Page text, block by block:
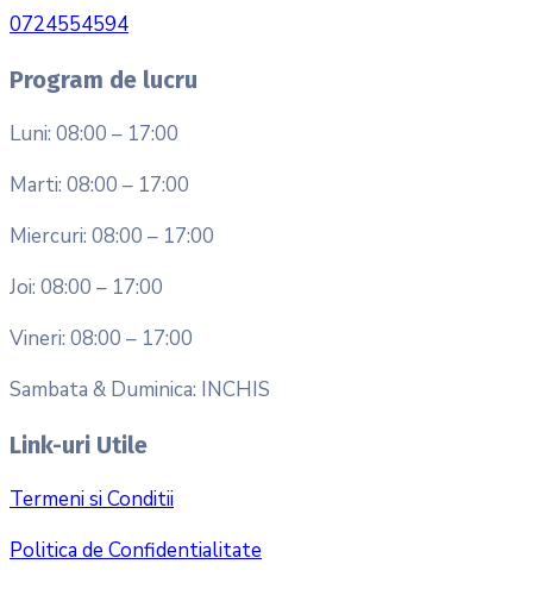
0724554594
Program de lucru
Luni: 08:00 – 17:00
Marti: 08:00 – 17:00
Miercuri: 08:00 – 17:00
Joi: 08:00 – 17:00
Vineri: 08:00 – 17:00
Sambata & Duminica: INCHIS
Link-uri Utile
Termeni si Conditii
Politica de Confidentialitate